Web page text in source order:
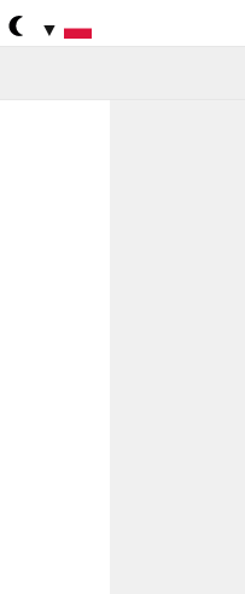
▼